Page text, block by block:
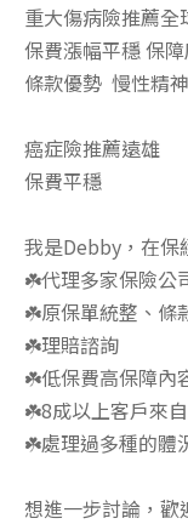
重大傷病險推薦全
保費漲幅平穩 保
條款優勢 慢性精
癌症險推薦遠雄
保費平穩
我是Debby，在保
☘️代理多家保險公
☘️原保單統整、條
☘️理賠諮詢
☘️低保費高保障內
☘️8成以上客戶來
☘️處理過多種的體
想進一步討論，歡